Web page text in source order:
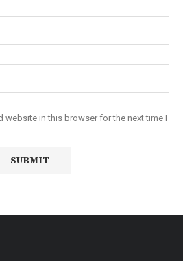
website in this browser for the next time I